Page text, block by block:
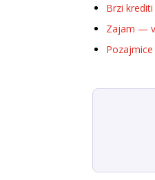
Brzi krediti
Zajam —